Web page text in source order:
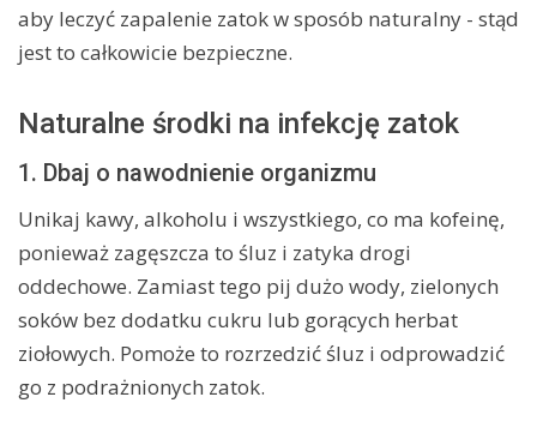
aby leczyć zapalenie zatok w sposób naturalny - stąd
jest to całkowicie bezpieczne.
Naturalne środki na infekcję zatok
1. Dbaj o nawodnienie organizmu
Unikaj kawy, alkoholu i wszystkiego, co ma kofeinę,
ponieważ zagęszcza to śluz i zatyka drogi
oddechowe. Zamiast tego pij dużo wody, zielonych
soków bez dodatku cukru lub gorących herbat
ziołowych. Pomoże to rozrzedzić śluz i odprowadzić
go z podrażnionych zatok.